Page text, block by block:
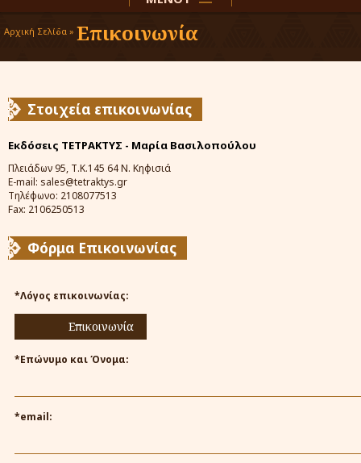
Αρχική Σελίδα » Επικοινωνία
Στοιχεία επικοινωνίας
Εκδόσεις ΤΕΤΡΑΚΤΥΣ - Μαρία Βασιλοπούλου
Πλειάδων 95, Τ.Κ.145 64 Ν. Κηφισιά
E-mail: sales@tetraktys.gr
Τηλέφωνο: 2108077513
Fax: 2106250513
Φόρμα Επικοινωνίας
*Λόγος επικοινωνίας:
Επικοινωνία
*Επώνυμο και Όνομα:
*email: